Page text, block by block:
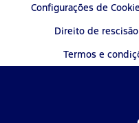
Configurações de
Direito de rescisão
Termos e